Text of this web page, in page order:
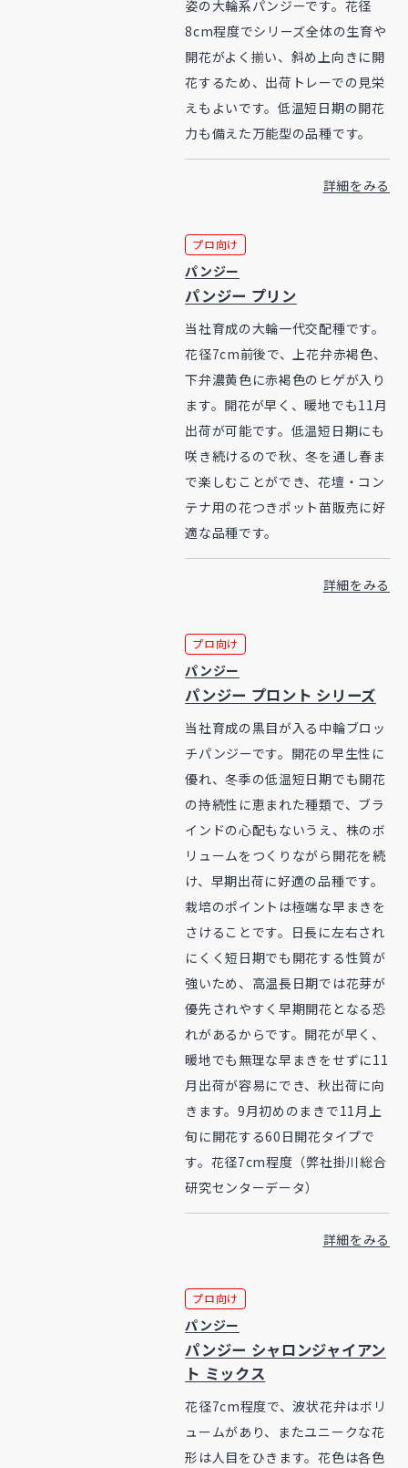
姿の大輪系パンジーです。花径
8cm程度でシリーズ全体の生育や
開花がよく揃い、斜め上向きに開
花するため、出荷トレーでの見栄
えもよいです。低温短日期の開花
力も備えた万能型の品種です。
詳細をみる
プロ向け
パンジー
パンジー プリン
当社育成の大輪一代交配種です。
花径7cm前後で、上花弁赤褐色、
下弁濃黄色に赤褐色のヒゲが入り
ます。開花が早く、暖地でも11月
出荷が可能です。低温短日期にも
咲き続けるので秋、冬を通し春ま
で楽しむことができ、花壇・コン
テナ用の花つきポット苗販売に好
適な品種です。
詳細をみる
プロ向け
パンジー
パンジー プロント シリーズ
当社育成の黒目が入る中輪ブロッ
チパンジーです。開花の早生性に
優れ、冬季の低温短日期でも開花
の持続性に恵まれた種類で、ブラ
インドの心配もないうえ、株のボ
リュームをつくりながら開花を続
け、早期出荷に好適の品種です。
栽培のポイントは極端な早まきを
さけることです。日長に左右され
にくく短日期でも開花する性質が
強いため、高温長日期では花芽が
優先されやすく早期開花となる恐
れがあるからです。開花が早く、
暖地でも無理な早まきをせずに11
月出荷が容易にでき、秋出荷に向
きます。9月初めのまきで11月上
旬に開花する60日開花タイプで
す。花径7cm程度（弊社掛川総合
研究センターデータ）
詳細をみる
プロ向け
パンジー
パンジー シャロンジャイアン
ト ミックス
花径7cm程度で、波状花弁はボリ
ュームがあり、またユニークな花
形は人目をひきます。花色は各色